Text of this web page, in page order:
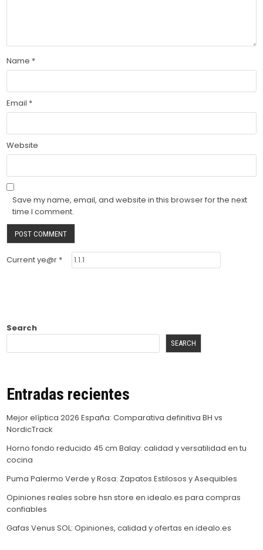
Name *
Email *
Website
Save my name, email, and website in this browser for the next
time I comment.
Current ye@r *
Search
SEARCH
Entradas recientes
Mejor elíptica 2026 España: Comparativa definitiva BH vs
NordicTrack
Horno fondo reducido 45 cm Balay: calidad y versatilidad en tu
cocina
Puma Palermo Verde y Rosa: Zapatos Estilosos y Asequibles
Opiniones reales sobre hsn store en idealo.es para compras
confiables
Gafas Venus SOL: Opiniones, calidad y ofertas en idealo.es